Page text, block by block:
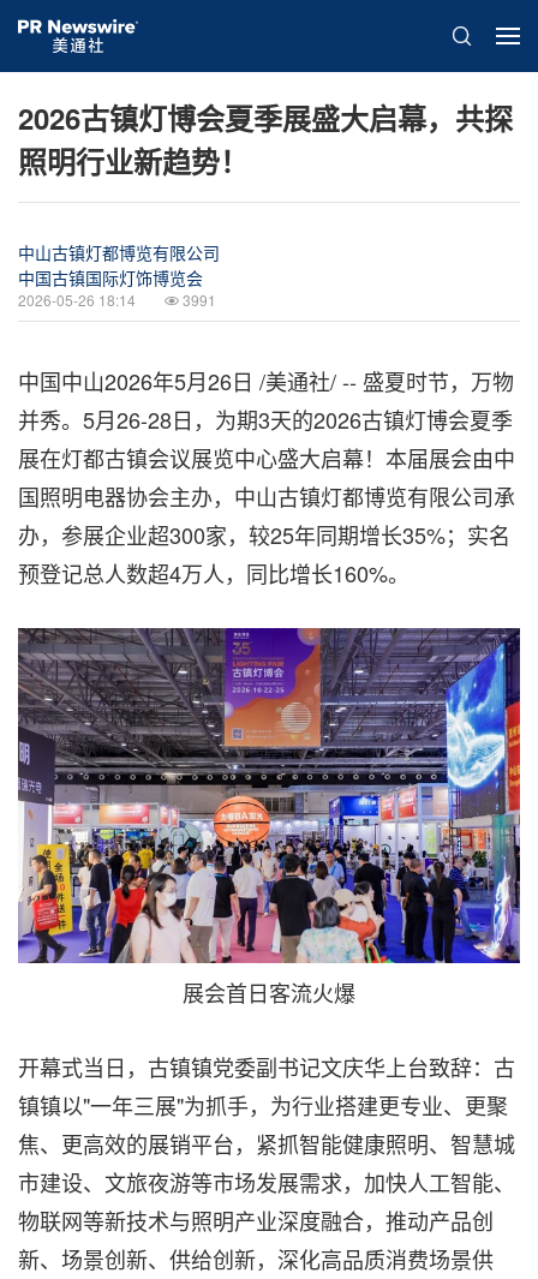
2026古镇灯博会夏季展盛大启幕，共探
照明行业新趋势！
中山古镇灯都博览有限公司
中国古镇国际灯饰博览会
2026-05-26 18:14 3991
中国中山2026年5月26日 /美通社/ -- 盛夏时节，万物
并秀。5月26-28日，为期3天的2026古镇灯博会夏季
展在灯都古镇会议展览中心盛大启幕！本届展会由中
国照明电器协会主办，中山古镇灯都博览有限公司承
办，参展企业超300家，较25年同期增长35%；实名
预登记总人数超4万人，同比增长160%。
展会首日客流火爆
开幕式当日，古镇镇党委副书记文庆华上台致辞：古
镇镇以"一年三展"为抓手，为行业搭建更专业、更聚
焦、更高效的展销平台，紧抓智能健康照明、智慧城
市建设、文旅夜游等市场发展需求，加快人工智能、
物联网等新技术与照明产业深度融合，推动产品创
新、场景创新、供给创新，深化高品质消费场景供